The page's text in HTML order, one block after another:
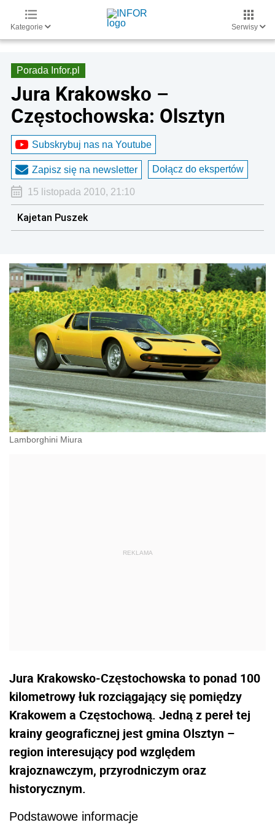
Kategorie Serwisy
Porada Infor.pl
Jura Krakowsko –
Częstochowska: Olsztyn
Subskrybuj nas na Youtube
Zapisz się na newsletter Dołącz do ekspertów
15 listopada 2010, 21:10
Kajetan Puszek
Lamborghini Miura
Jura Krakowsko-Częstochowska to ponad 100
kilometrowy łuk rozciągający się pomiędzy
Krakowem a Częstochową. Jedną z pereł tej
krainy geograficznej jest gmina Olsztyn –
region interesujący pod względem
krajoznawczym, przyrodniczym oraz
historycznym.
Podstawowe informacje